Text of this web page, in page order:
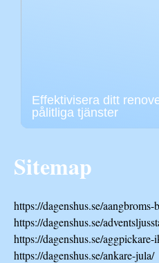
Effektivisera ditt
pålitliga tjänster
Sitemap
https://dagenshus.se/aangbroms-
https://dagenshus.se/
https://dagenshus.se/aggpickare-
https://dagenshus.se/ankare-jula/